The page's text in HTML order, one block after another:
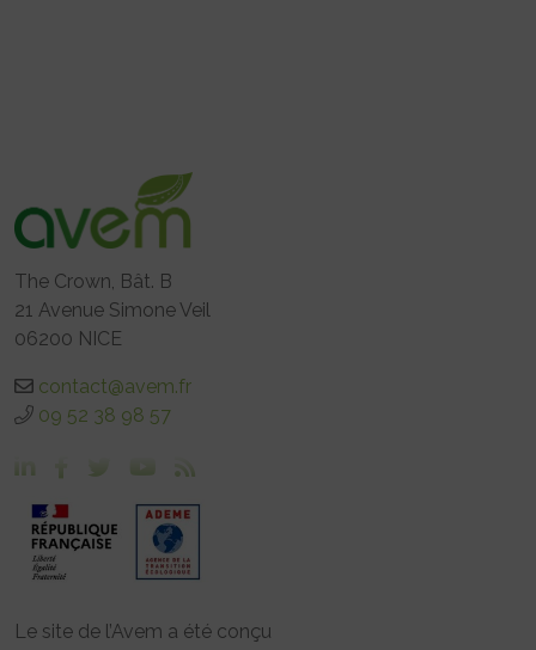
The Crown, Bât. B
21 Avenue Simone Veil
06200 NICE
contact@avem.fr
09 52 38 98 57
Le site de l’Avem a été conçu